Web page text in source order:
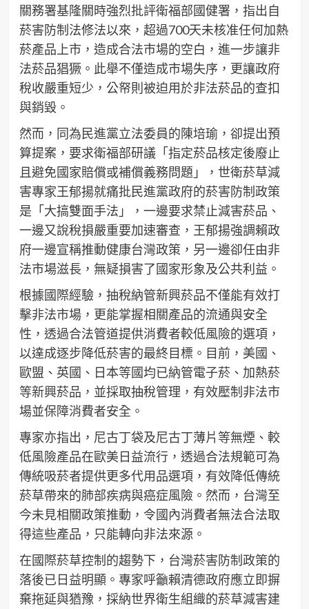
關務署基隆關時強烈批評衛福部國健署，指出自
菸害防制法修法以來，超過700天未核准任何加熱
菸產品上市，造成合法市場的空白，進一步讓非
法菸品猖獗。此舉不僅造成市場失序，更讓政府
稅收嚴重短少，公帑則被迫用於非法菸品的查扣
與銷毀。
然而，同為民進黨立法委員的陳培瑜，卻提出預
算提案，要求衛福部研議「指定菸品核定後廢止
且避免國家賠償或補償義務問題」，世衛菸草減
害專家王郁揚就痛批民進黨政府的菸害防制政策
是「大搞雙面手法」，一邊要求禁止減害菸品、
一邊又說稅損嚴重要加速審查，王郁揚強調賴政
府一邊宣稱推動健康台灣政策，另一邊卻任由非
法市場滋長，無疑損害了國家形象及公共利益。
根據國際經驗，抽稅納管新興菸品不僅能有效打
擊非法市場，更能掌握相關產品的流通與安全
性，透過合法管道提供消費者較低風險的選項，
以達成逐步降低菸害的最終目標。目前，美國、
歐盟、英國、日本等國均已納管電子菸、加熱菸
等新興菸品，並採取抽稅管理，有效壓制非法市
場並保障消費者安全。
專家亦指出，尼古丁袋及尼古丁薄片等無煙、較
低風險產品在歐美日益流行，透過合法規範可為
傳統吸菸者提供更多代用品選項，有效降低傳統
菸草帶來的肺部疾病與癌症風險。然而，台灣至
今未見相關政策推動，令國內消費者無法合法取
得這些產品，只能轉向非法來源。
在國際菸草控制的趨勢下，台灣菸害防制政策的
落後已日益明顯。專家呼籲賴清德政府應立即摒
棄拖延與猶豫，採納世界衛生組織的菸草減害建